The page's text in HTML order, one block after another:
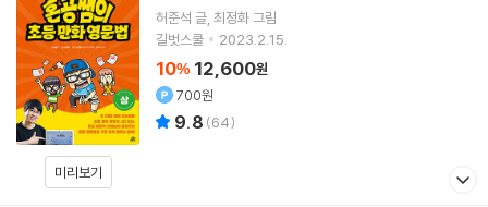
미리보기
허준석 글 최정화그림
길벗스쿨
2023.2.15.
10% 12,600원
700원
9.8 (64)